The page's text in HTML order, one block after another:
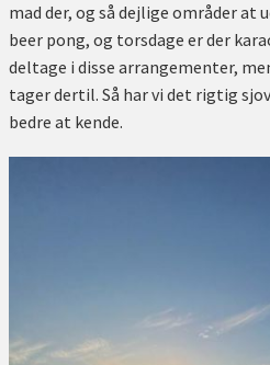
mad der, og så dejlige områder at
beer pong, og torsdage er der
deltage i disse arrangementer,
tager dertil. Så har vi det rigtig
bedre at kende.